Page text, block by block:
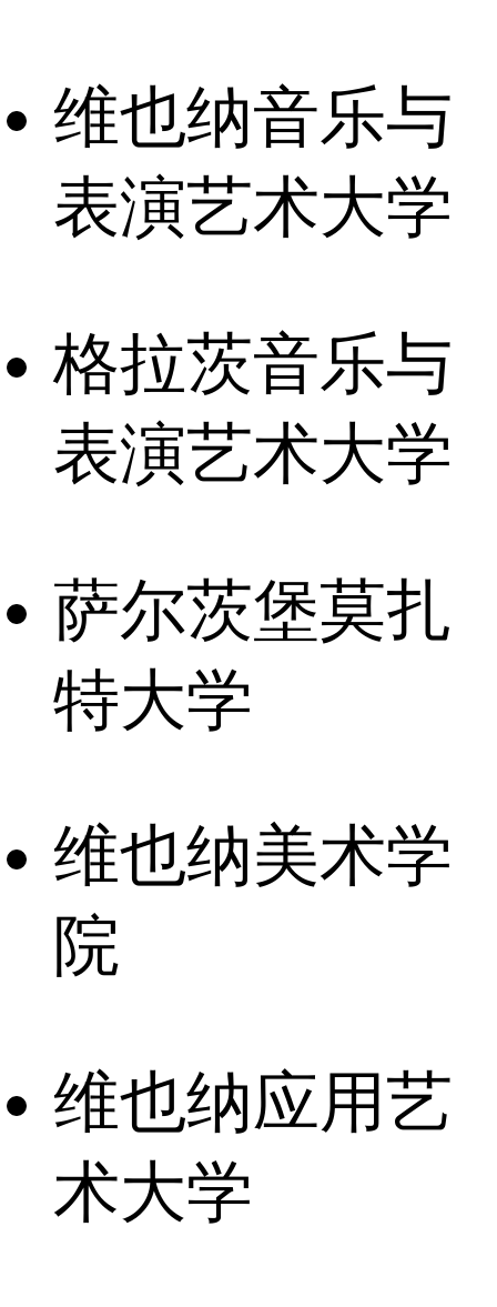
维也纳音乐与
表演艺术大学
格拉茨音乐与
表演艺术大学
萨尔茨堡莫扎
特大学
维也纳美术学
院
维也纳应用艺
术大学